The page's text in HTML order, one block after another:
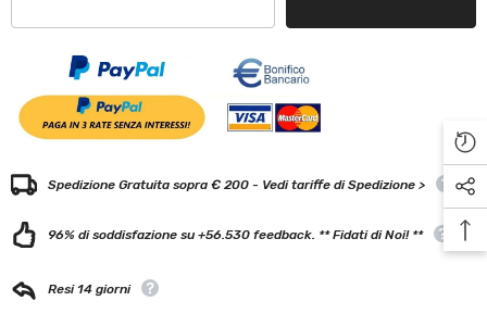
Spedizione Gratuita sopra € 200 - Vedi tariffe di Spedizione >
96% di soddisfazione su +56.530 feedback. ** Fidati di Noi! **
Resi 14 giorni